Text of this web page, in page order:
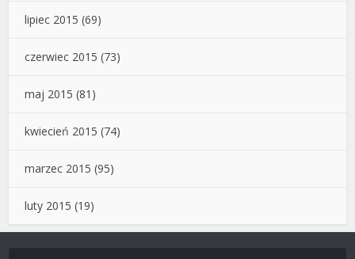
lipiec 2015 (69)
czerwiec 2015 (73)
maj 2015 (81)
kwiecień 2015 (74)
marzec 2015 (95)
luty 2015 (19)